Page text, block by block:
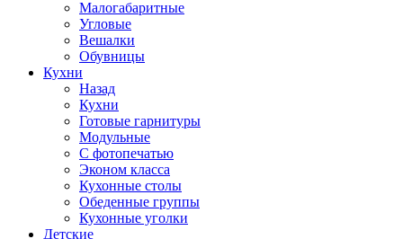
Малогабаритные
Угловые
Вешалки
Обувницы
Кухни
Назад
Кухни
Готовые гарнитуры
Модульные
С фотопечатью
Эконом класса
Кухонные столы
Обеденные группы
Кухонные уголки
Детские